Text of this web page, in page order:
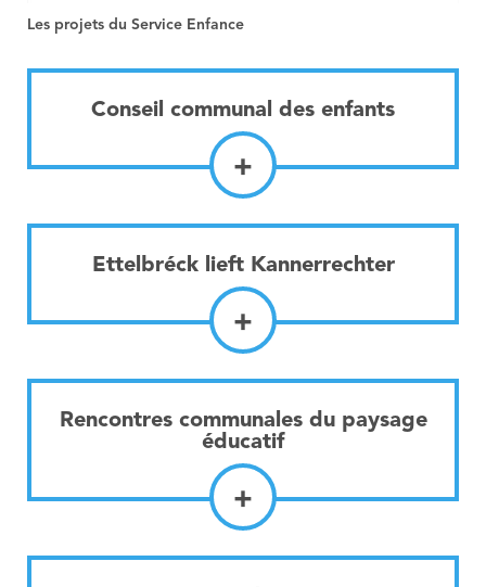
Les projets du Service Enfance
Conseil communal des enfants
+
Ettelbréck lieft Kannerrechter
+
Rencontres communales du paysage
éducatif
+